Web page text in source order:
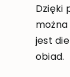
Dzięki
jest
obiad.